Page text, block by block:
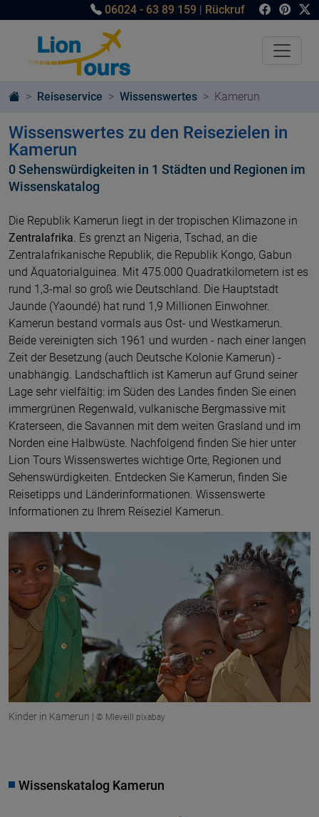
06024 - 63 89 159 | Rückruf
Reiseservice Wissenswertes Kamerun
Wissenswertes zu den Reisezielen in
Kamerun
0 Sehenswürdigkeiten in 1 Städten und Regionen im
Wissenskatalog
Die Republik Kamerun liegt in der tropischen Klimazone in
Zentralafrika. Es grenzt an Nigeria, Tschad, an die
Zentralafrikanische Republik, die Republik Kongo, Gabun
und Äquatorialguinea. Mit 475.000 Quadratkilometern ist es
rund 1,3-mal so groß wie Deutschland. Die Hauptstadt
Jaunde (Yaoundé) hat rund 1,9 Millionen Einwohner.
Kamerun bestand vormals aus Ost- und Westkamerun.
Beide vereinigten sich 1961 und wurden - nach einer langen
Zeit der Besetzung (auch Deutsche Kolonie Kamerun) -
unabhängig. Landschaftlich ist Kamerun auf Grund seiner
Lage sehr vielfältig: im Süden des Landes finden Sie einen
immergrünen Regenwald, vulkanische Bergmassive mit
Kraterseen, die Savannen mit dem weiten Grasland und im
Norden eine Halbwüste. Nachfolgend finden Sie hier unter
Lion Tours Wissenswertes wichtige Orte, Regionen und
Sehenswürdigkeiten. Entdecken Sie Kamerun, finden Sie
Reisetipps und Länderinformationen. Wissenswerte
Informationen zu Ihrem Reiseziel Kamerun.
Kinder in Kamerun | © Mleveill pixabay
Wissenskatalog Kamerun